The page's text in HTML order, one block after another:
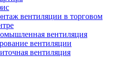
вентиляции в торговом
вентиляция
вентиляции
вентиляция